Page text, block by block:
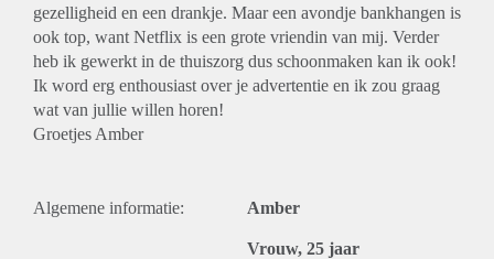
gezelligheid en een drankje. Maar een avondje bankhangen is
ook top, want Netflix is een grote vriendin van mij. Verder
heb ik gewerkt in de thuiszorg dus schoonmaken kan ik ook!
Ik word erg enthousiast over je advertentie en ik zou graag
wat van jullie willen horen!
Groetjes Amber
Algemene informatie: Amber
Vrouw, 25 jaar